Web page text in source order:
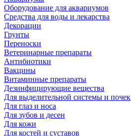
Оборудование для аквариумов
Средства для воды и лекарства
Декорации
Грунты
Переноски
Ветеринарные препараты
Антибиотики
Вакцины
Витаминные препараты
Дезинфицирующие вещества
Для выделительной системы и почек
Для глаз и носа
Для зубов и десен
Для кожи
Для костей и суставов